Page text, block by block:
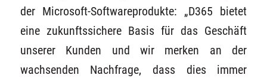
der Microsoft-Softwareprodukte: „D365 bietet
eine zukunftssichere Basis für das Geschäft
unserer Kunden und wir merken an der
wachsenden Nachfrage, dass dies immer